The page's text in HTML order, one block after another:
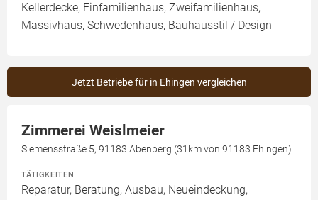
Kellerdecke, Einfamilienhaus, Zweifamilienhaus,
Massivhaus, Schwedenhaus, Bauhausstil / Design
Jetzt Betriebe für in Ehingen vergleichen
Zimmerei Weislmeier
Siemensstraße 5, 91183 Abenberg (31km von 91183 Ehingen)
TÄTIGKEITEN
Reparatur, Beratung, Ausbau, Neueindeckung,